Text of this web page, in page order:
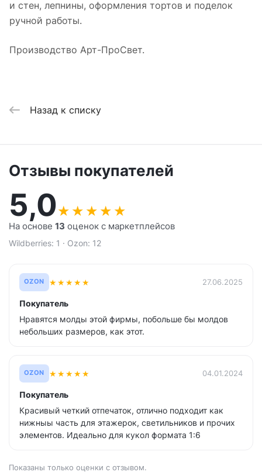
и стен, лепнины, оформления тортов и поделок
ручной работы.
Производство Арт-ПроСвет.
Назад к списку
Отзывы покупателей
5,0★ ★ ★ ★ ★
На основе 13 оценок с маркетплейсов
Wildberries: 1 · Ozon: 12
OZON ★★★★★ 27.06.2025
Покупатель
Нравятся молды этой фирмы, побольше бы молдов
небольших размеров, как этот.
OZON ★★★★★ 04.01.2024
Покупатель
Красивый четкий отпечаток, отлично подходит как
нижныы часть для этажерок, светильников и прочих
элементов. Идеально для кукол формата 1:6
Показаны только оценки с отзывом.